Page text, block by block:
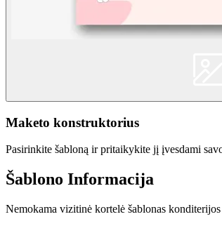
Maketo konstruktorius
Pasirinkite šabloną ir pritaikykite jį įvesdami
Šablono Informacija
Nemokama vizitinė kortelė šablonas